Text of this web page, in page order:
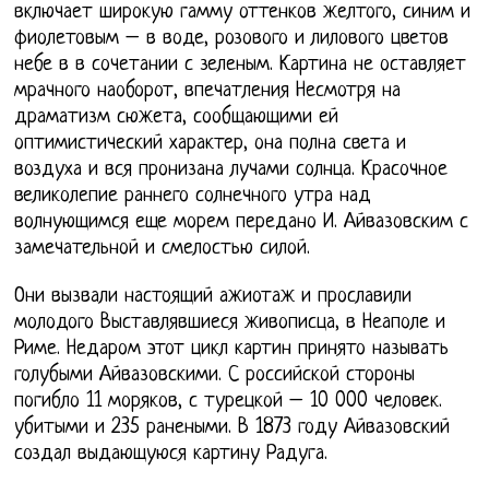
включает широкую гамму оттенков желтого, синим и
фиолетовым – в воде, розового и лилового цветов
небе в в сочетании с зеленым. Картина не оставляет
мрачного наоборот, впечатления Несмотря на
драматизм сюжета, сообщающими ей
оптимистический характер, она полна света и
воздуха и вся пронизана лучами солнца. Красочное
великолепие раннего солнечного утра над
волнующимся еще морем передано И. Айвазовским с
замечательной и смелостью силой.
Они вызвали настоящий ажиотаж и прославили
молодого Выставлявшиеся живописца, в Неаполе и
Риме. Недаром этот цикл картин принято называть
голубыми Айвазовскими. С российской стороны
погибло 11 моряков, с турецкой – 10 000 человек.
убитыми и 235 ранеными. В 1873 году Айвазовский
создал выдающуюся картину Радуга.